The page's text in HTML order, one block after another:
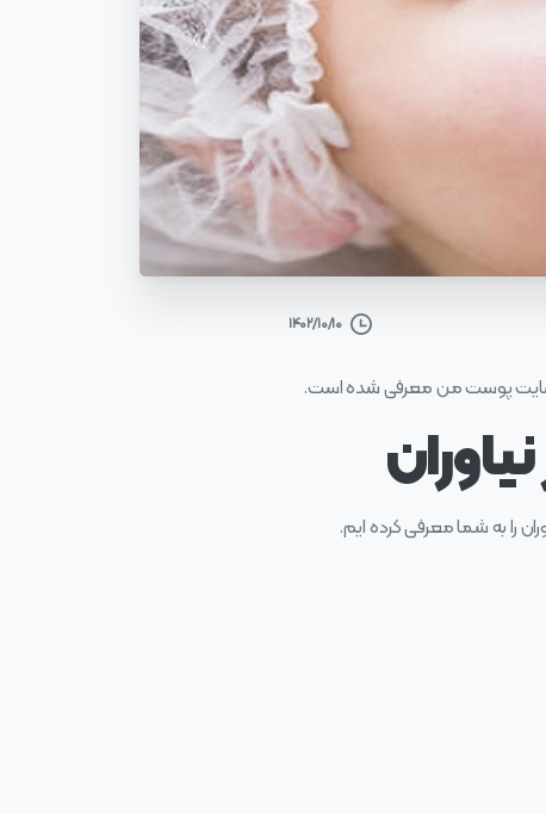
۱۴۰۲/۱۰/۱۰
سایت پوست من معرفی شده است.
را به شما معرفی کرده ایم.